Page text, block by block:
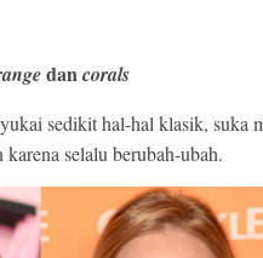
dancorals
sedikit hal-hal klasik, suka
selalu berubah-ubah.